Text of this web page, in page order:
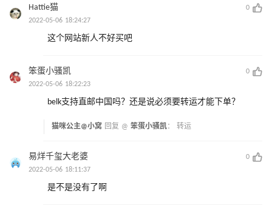
Hattie猫
0
2022-05-06 18:24:27
这个网站新人不好买吧
笨蛋小骚凯
0
2022-05-06 18:22:23
belk支持直邮中国吗？还是说必须要转运才能下单？
猫咪公主@小窝 回复 @ 笨蛋小骚凯： 转运
易烊千玺大老婆
0
2022-05-06 18:11:37
是不是没有了啊